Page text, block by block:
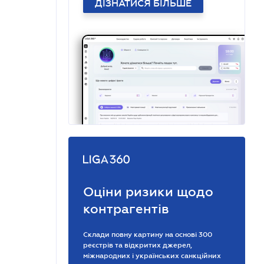
ДІЗНАТИСЯ БІЛЬШЕ
Оціни ризики щодо
контрагентів
Склади повну картину на основі 300
реєстрів та відкритих джерел,
міжнародних і українських санкційних